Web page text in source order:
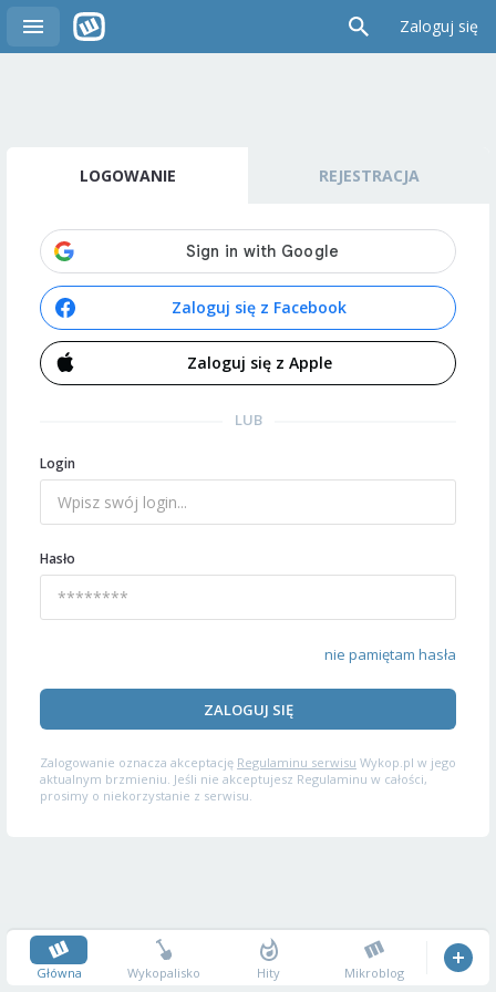
Zaloguj się
LOGOWANIE REJESTRACJA
Zaloguj się z Facebook
Zaloguj się z Apple
LUB
Login
Hasło
nie pamiętam hasła
ZALOGUJ SIĘ
Zalogowanie oznacza akceptację Regulaminu serwisu Wykop.pl w jego
aktualnym brzmieniu. Jeśli nie akceptujesz Regulaminu w całości,
prosimy o niekorzystanie z serwisu.
Główna Wykopalisko Hity Mikroblog